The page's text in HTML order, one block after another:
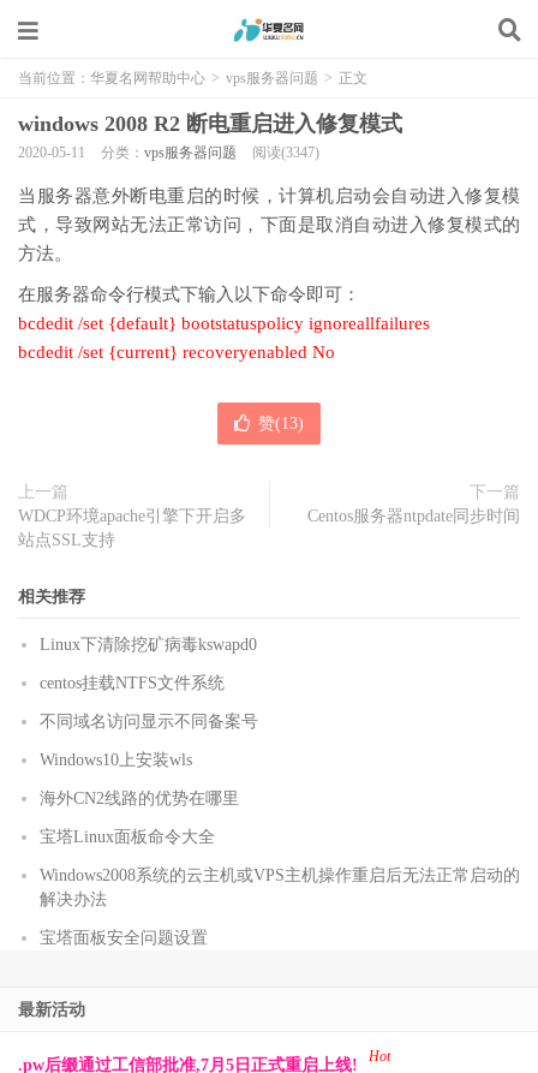
当前位置： 华夏名网帮助中心 > vps服务器问题 > 正文
windows 2008 R2 断电重启进入修复模式
2020-05-11 分类： vps服务器问题 阅读(3347)
当服务器意外断电重启的时候，计算机启动会自动进入修复模
式，导致网站无法正常访问，下面是取消自动进入修复模式的
方法。
在服务器命令行模式下输入以下命令即可：
bcdedit /set {default} bootstatuspolicy ignoreallfailures
bcdedit /set {current} recoveryenabled No
赞(13)
上一篇
WDCP环境apache引擎下开启多
站点SSL支持
下一篇
Centos服务器ntpdate同步时间
相关推荐
Linux下清除挖矿病毒kswapd0
centos挂载NTFS文件系统
不同域名访问显示不同备案号
Windows10上安装wls
海外CN2线路的优势在哪里
宝塔Linux面板命令大全
Windows2008系统的云主机或VPS主机操作重启后无法正常启动的
解决办法
宝塔面板安全问题设置
最新活动
.pw后缀通过工信部批准,7月5日正式重启上线! Hot